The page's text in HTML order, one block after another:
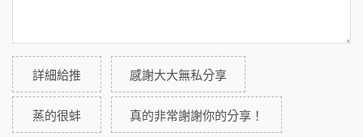
詳細給推 感謝大大無私分享
蒸的很蚌 真的非常謝謝你的分享！